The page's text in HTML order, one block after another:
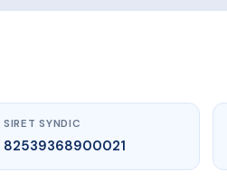
SIRET SYNDIC
82539368900021